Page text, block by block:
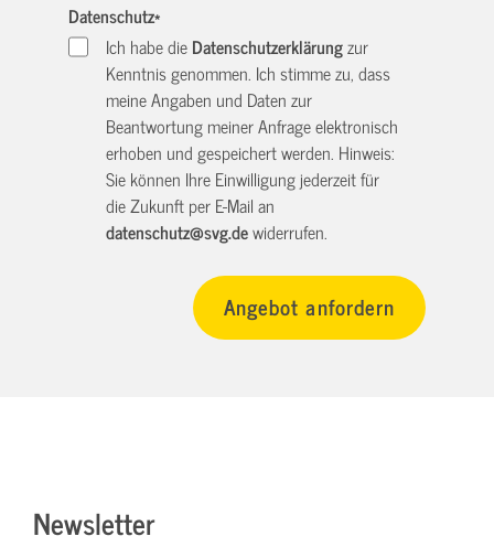
Datenschutz*
Ich habe dieDatenschutzerklärungzur
Kenntnis genommen. Ich stimme zu, dass
meine Angaben und Daten zur
Beantwortung meiner Anfrage elektronisch
erhoben und gespeichert werden. Hinweis:
Sie können Ihre Einwilligung jederzeit für
die Zukunft per E-Mail an
datenschutz@svg.dewiderrufen.
Newsletter